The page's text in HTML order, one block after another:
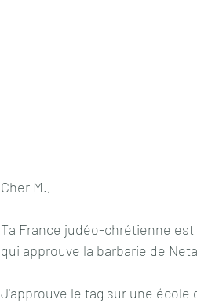
Cher M.,
Ta France judéo-chrétienne
qui approuve la barbarie de
J'approuve le tag sur une